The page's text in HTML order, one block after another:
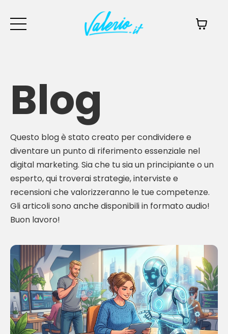
Blog
Questo blog è stato creato per condividere e
diventare un punto di riferimento essenziale nel
digital marketing. Sia che tu sia un principiante o un
esperto, qui troverai strategie, interviste e
recensioni che valorizzeranno le tue competenze.
Gli articoli sono anche disponibili in formato audio!
Buon lavoro!